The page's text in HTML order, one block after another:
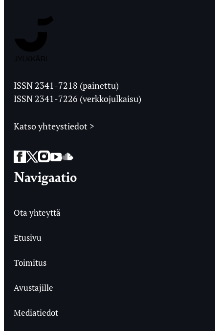
Ylioppilaslehti
ISSN 2341-7218 (painettu)
ISSN 2341-7226 (verkkojulkaisu)
Katso yhteystiedot >
Facebook
Twitter
Instagram
YouTube
SoundCloud
Navigaatio
Ota yhteyttä
Etusivu
Toimitus
Avustajille
Mediatiedot